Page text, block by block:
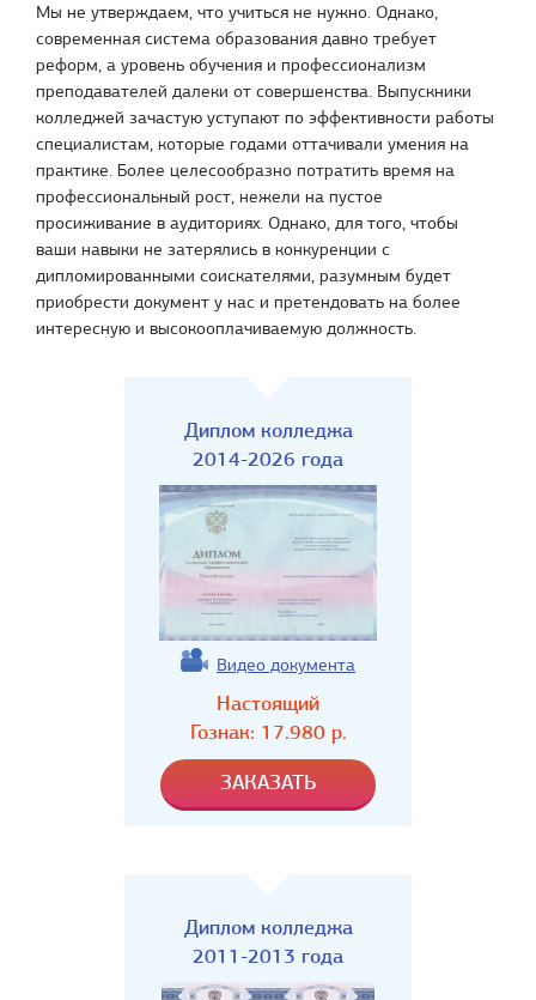
Мы не утверждаем, что учиться не нужно. Однако,
современная система образования давно требует
реформ, а уровень обучения и профессионализм
преподавателей далеки от совершенства. Выпускники
колледжей зачастую уступают по эффективности работы
специалистам, которые годами оттачивали умения на
практике. Более целесообразно потратить время на
профессиональный рост, нежели на пустое
просиживание в аудиториях. Однако, для того, чтобы
ваши навыки не затерялись в конкуренции с
дипломированными соискателями, разумным будет
приобрести документ у нас и претендовать на более
интересную и высокооплачиваемую должность.
Диплом колледжа
2014-2026 года
Видео документа
Настоящий
Гознак: 17.980р.
Диплом колледжа
2011-2013 года